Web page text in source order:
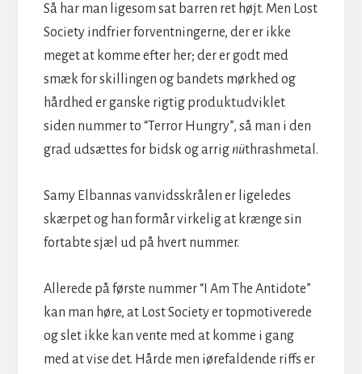
Så har man ligesom sat barren ret højt. Men Lost
Society indfrier forventningerne, der er ikke
meget at komme efter her; der er godt med
smæk for skillingen og bandets mørkhed og
hårdhed er ganske rigtig produktudviklet
siden nummer to “Terror Hungry”, så man i den
grad udsættes for bidsk og arrig nüthrashmetal.
Samy Elbannas vanvidsskrålen er ligeledes
skærpet og han formår virkelig at krænge sin
fortabte sjæl ud på hvert nummer.
Allerede på første nummer “I Am The Antidote”
kan man høre, at Lost Society er topmotiverede
og slet ikke kan vente med at komme i gang
med at vise det. Hårde men iørefaldende riffs er